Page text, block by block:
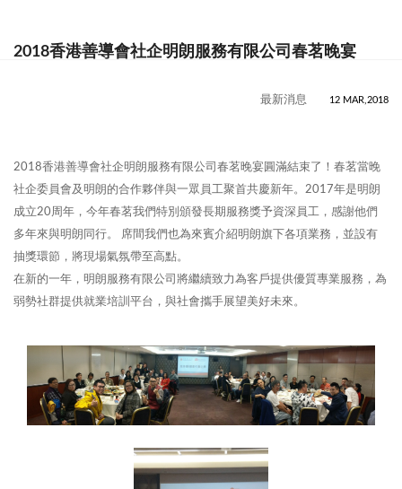
2018香港善導會社企明朗服務有限公司春茗晚宴
最新消息 12 MAR,2018
2018香港善導會社企明朗服務有限公司春茗晚宴圓滿結束了！春茗當晚
社企委員會及明朗的合作夥伴與一眾員工聚首共慶新年。2017年是明朗
成立20周年，今年春茗我們特別頒發長期服務獎予資深員工，感謝他們
多年來與明朗同行。 席間我們也為來賓介紹明朗旗下各項業務，並設有
抽獎環節，將現場氣氛帶至高點。
在新的一年，明朗服務有限公司將繼續致力為客戶提供優質專業服務，為
弱勢社群提供就業培訓平台，與社會攜手展望美好未來。